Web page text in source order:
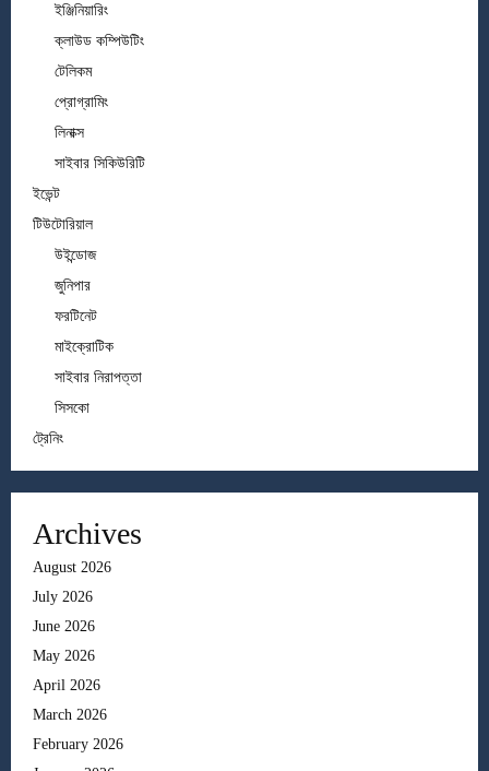
ইঞ্জিনিয়ারিং
ক্লাউড কম্পিউটিং
টেলিকম
প্রোগ্রামিং
লিনাক্স
সাইবার সিকিউরিটি
ইভেন্ট
টিউটোরিয়াল
উইন্ডোজ
জুনিপার
ফরটিনেট
মাইক্রোটিক
সাইবার নিরাপত্তা
সিসকো
ট্রেনিং
Archives
August 2026
July 2026
June 2026
May 2026
April 2026
March 2026
February 2026